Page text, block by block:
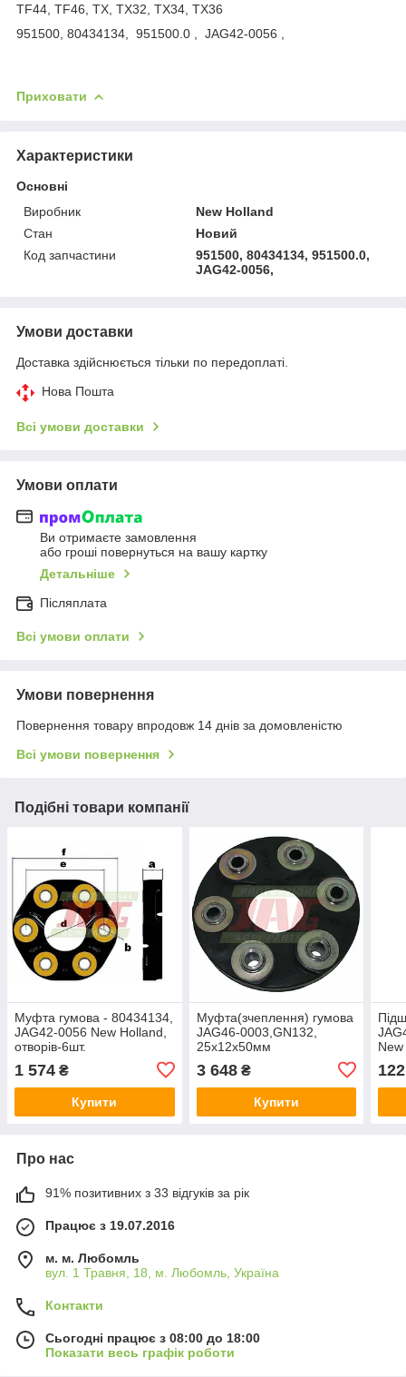
TF44, TF46, TX, TX32, TX34, TX36
951500, 80434134, 951500.0 , JAG42-0056 ,
Приховати
Характеристики
Основні
Виробник
New Holland
Стан
Новий
Код запчастини
951500, 80434134, 951500.0,
JAG42-0056,
Умови доставки
Доставка здійснюється тільки по передоплаті.
Нова Пошта
Всі умови доставки
Умови оплати
Ви отримаєте замовлення
або гроші повернуться на вашу картку
Детальніше
Післяплата
Всі умови оплати
Умови повернення
Повернення товару впродовж 14 днів за домовленістю
Всі умови повернення
Подібні товари компанії
Муфта гумова - 80434134,
JAG42-0056 New Holland,
отворів-6шт.
1 574 ₴
Купити
Муфта(зчеплення) гумова
JAG46-0003,GN132,
25х12х50мм
3 648₴
Купити
122
Про нас
91% позитивних з 33 відгуків за рік
Працює з 19.07.2016
м. м. Любомль
вул. 1 Травня, 18, м. Любомль, Україна
Контакти
Сьогодні працює з 08:00 до 18:00
Показати весь графік роботи